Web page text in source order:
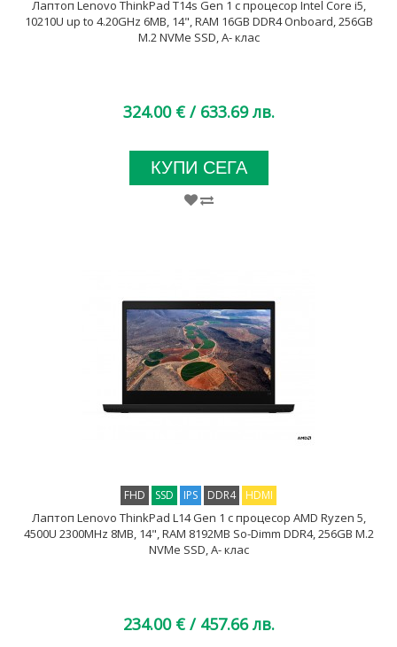
Лаптоп Lenovo ThinkPad T14s Gen 1 с процесор Intel Core i5,
10210U up to 4.20GHz 6MB, 14", RAM 16GB DDR4 Onboard, 256GB
M.2 NVMe SSD, A- клас
324.00 € / 633.69 лв.
КУПИ СЕГА
FHD SSD IPS DDR4 HDMI
Лаптоп Lenovo ThinkPad L14 Gen 1 с процесор AMD Ryzen 5,
4500U 2300MHz 8MB, 14", RAM 8192MB So-Dimm DDR4, 256GB M.2
NVMe SSD, A- клас
234.00 € / 457.66 лв.